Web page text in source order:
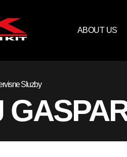
ABOUT US
Sluzby